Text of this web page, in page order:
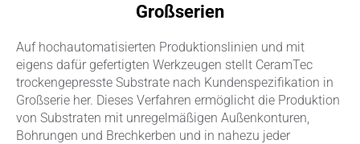
Großserien
Auf hochautomatisierten Produktionslinien und mit
eigens dafür gefertigten Werkzeugen stellt CeramTec
trockengepresste Substrate nach Kundenspezifikation in
Großserie her. Dieses Verfahren ermöglicht die Produktion
von Substraten mit unregelmäßigen Außenkonturen,
Bohrungen und Brechkerben und in nahezu jeder